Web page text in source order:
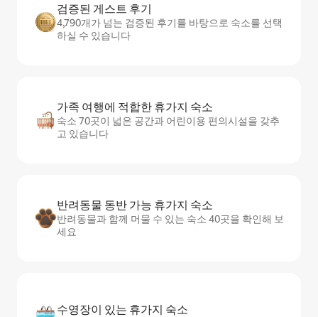
검증된 게스트 후기
4,790개가 넘는 검증된 후기를 바탕으로 숙소를 선택
하실 수 있습니다
가족 여행에 적합한 휴가지 숙소
숙소 70곳이 넓은 공간과 어린이용 편의시설을 갖추
고 있습니다
반려동물 동반 가능 휴가지 숙소
반려동물과 함께 머물 수 있는 숙소 40곳을 확인해 보
세요
수영장이 있는 휴가지 숙소